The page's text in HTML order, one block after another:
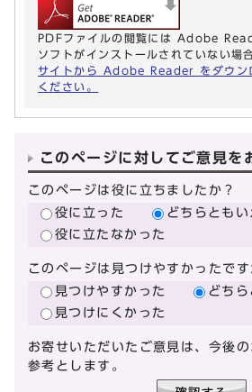
PDFファイルの閲覧には Adobe
ソフトがインストールされていない場
サイトから Adobe Reader をダウン
ください。
このページに対してご意見を
このページは役に立ちましたか？
役に立った
どちらともい
役に立たなかった
このページは見つけやすかったです
見つけやすかった
どち
見つけにくかった
お寄せいただいたご意見は、今後
参考とします。